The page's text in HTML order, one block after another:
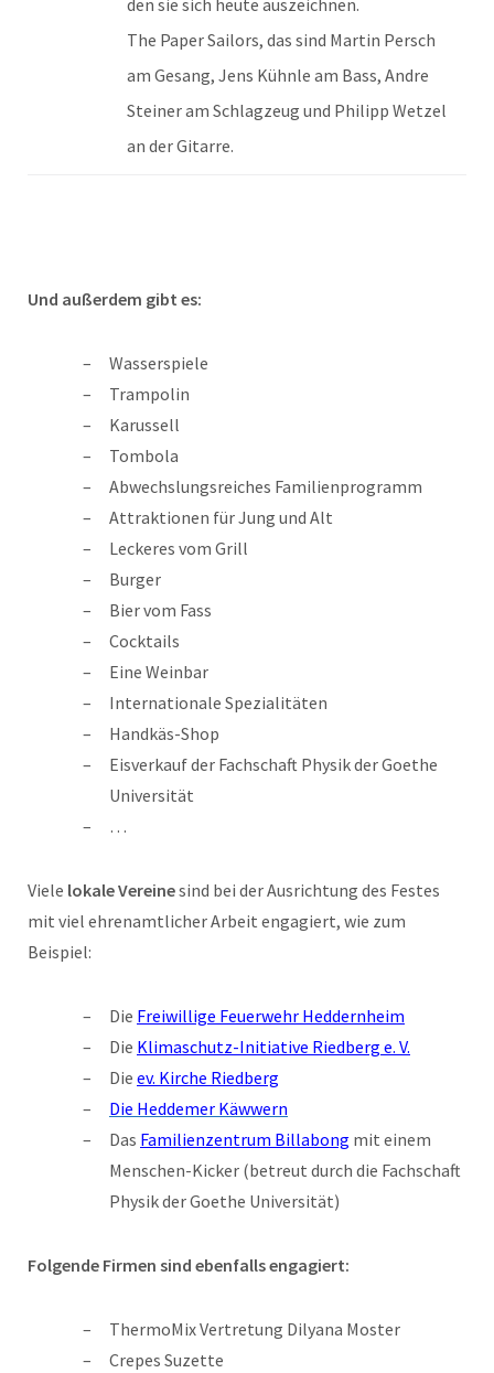
den sie sich heute auszeichnen.
The Paper Sailors, das sind Martin Persch
am Gesang, Jens Kühnle am Bass, Andre
Steiner am Schlagzeug und Philipp Wetzel
an der Gitarre.
Und außerdem gibt es:
Wasserspiele
Trampolin
Karussell
Tombola
Abwechslungsreiches Familienprogramm
Attraktionen für Jung und Alt
Leckeres vom Grill
Burger
Bier vom Fass
Cocktails
Eine Weinbar
Internationale Spezialitäten
Handkäs-Shop
Eisverkauf der Fachschaft Physik der Goethe
Universität
…
Viele lokale Vereinesind bei der Ausrichtung des Festes
mit viel ehrenamtlicher Arbeit engagiert, wie zum
Beispiel:
Die Freiwillige Feuerwehr Heddernheim
Die Klimaschutz-Initiative Riedberg e. V.
Die ev. Kirche Riedberg
Die Heddemer Käwwern
Das Familienzentrum Billabong mit einem
Menschen-Kicker (betreut durch die Fachschaft
Physik der Goethe Universität)
Folgende Firmen sind ebenfalls engagiert:
ThermoMix Vertretung Dilyana Moster
Crepes Suzette